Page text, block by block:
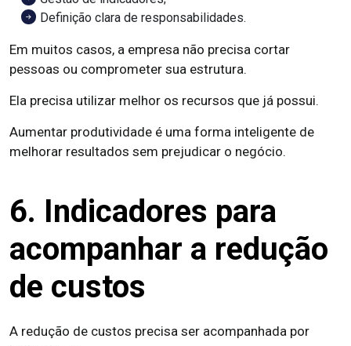
Definição clara de responsabilidades.
Em muitos casos, a empresa não precisa cortar
pessoas ou comprometer sua estrutura.
Ela precisa utilizar melhor os recursos que já possui.
Aumentar produtividade é uma forma inteligente de
melhorar resultados sem prejudicar o negócio.
6. Indicadores para
acompanhar a redução
de custos
A redução de custos precisa ser acompanhada por